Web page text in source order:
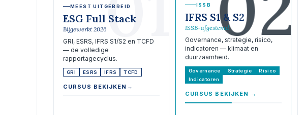
MEEST UITGEBREID
ESG Full Stack
Bijgewerkt 2026
GRI, ESRS, IFRS S1/S2 en TCFD
— de volledige
rapportagecyclus.
GRI ESRS IFRS TCFD
CURSUS BEKIJKEN →
ISSB
IFRS S1 & S2
ISSB-afgestemd
Governance, strategie, risico,
indicatoren — klimaat en
duurzaamheid.
Governance Strategie
Risico
Indicatoren
CURSUS BEKIJKEN →